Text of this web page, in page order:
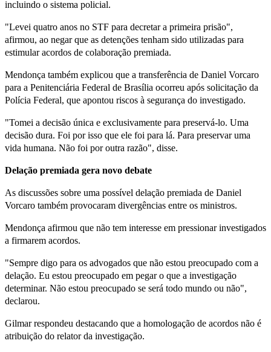
incluindo o sistema policial.
"Levei quatro anos no STF para decretar a primeira prisão",
afirmou, ao negar que as detenções tenham sido utilizadas para
estimular acordos de colaboração premiada.
Mendonça também explicou que a transferência de Daniel Vorcaro
para a Penitenciária Federal de Brasília ocorreu após solicitação da
Polícia Federal, que apontou riscos à segurança do investigado.
"Tomei a decisão única e exclusivamente para preservá-lo. Uma
decisão dura. Foi por isso que ele foi para lá. Para preservar uma
vida humana. Não foi por outra razão", disse.
Delação premiada gera novo debate
As discussões sobre uma possível delação premiada de Daniel
Vorcaro também provocaram divergências entre os ministros.
Mendonça afirmou que não tem interesse em pressionar investigados
a firmarem acordos.
"Sempre digo para os advogados que não estou preocupado com a
delação. Eu estou preocupado em pegar o que a investigação
determinar. Não estou preocupado se será todo mundo ou não",
declarou.
Gilmar respondeu destacando que a homologação de acordos não é
atribuição do relator da investigação.